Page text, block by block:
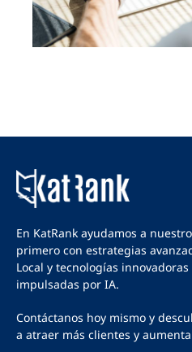
En KatRank ayudamos a
primero con estrategias
Local y tecnologías
impulsadas por IA.
Contáctanos hoy mismo y
a atraer más clientes y